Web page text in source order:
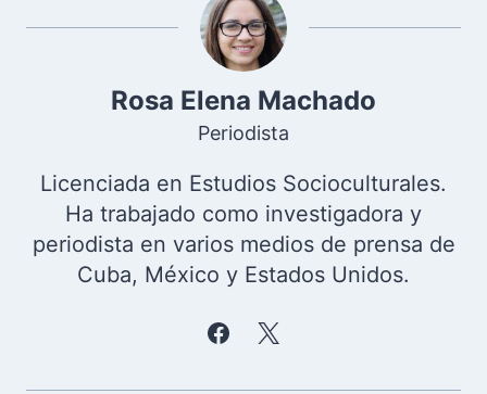
Rosa Elena Machado
Periodista
Licenciada en Estudios Socioculturales.
Ha trabajado como investigadora y
periodista en varios medios de prensa de
Cuba, México y Estados Unidos.